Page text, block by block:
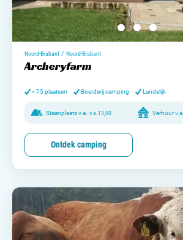
Noord-Brabant / Noord-Brabant
Archeryfarm
< 75 plaatsen Boerderij camping Landelijk
Staanplaats v.a. v.a. 13,00 Verhuur v.a.
Ontdek camping